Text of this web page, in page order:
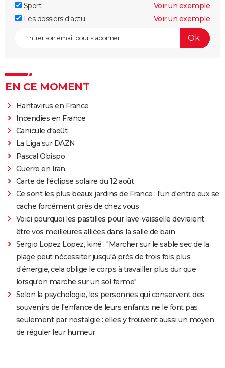
Sport
Voir un exemple
Les dossiers d'actu
Voir un exemple
EN CE MOMENT
Hantavirus en France
Incendies en France
Canicule d'août
La Liga sur DAZN
Pascal Obispo
Guerre en Iran
Carte de l'éclipse solaire du 12 août
Ce sont les plus beaux jardins de France : l'un d'entre eux se
cache forcément près de chez vous
Voici pourquoi les pastilles pour lave-vaisselle devraient
être vos meilleures alliées dans la salle de bain
Sergio Lopez Lopez, kiné : "Marcher sur le sable sec de la
plage peut nécessiter jusqu'à près de trois fois plus
d'énergie, cela oblige le corps à travailler plus dur que
lorsqu'on marche sur un sol ferme"
Selon la psychologie, les personnes qui conservent des
souvenirs de l'enfance de leurs enfants ne le font pas
seulement par nostalgie : elles y trouvent aussi un moyen
de réguler leur humeur